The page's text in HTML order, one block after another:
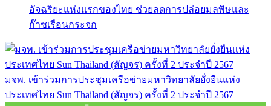
อัจฉริยะแห่งแรกของไทย ช่วยลดการปล่อยมลพิษและ
ก๊าซเรือนกระจก
มจพ. เข้าร่วมการประชุมเครือข่ายมหาวิทยาลัยยั่งยืนแห่ง
ประเทศไทย Sun Thailand (สัญจร) ครั้งที่ 2 ประจำปี 2567